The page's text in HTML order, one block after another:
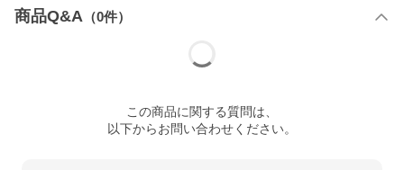
商品Q&A （0件）
この商品に関する質問は、
以下からお問い合わせください。